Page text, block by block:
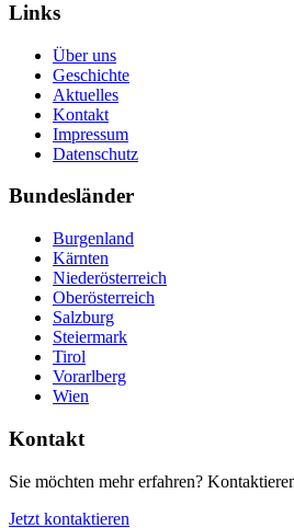
Links
Über uns
Geschichte
Aktuelles
Kontakt
Impressum
Datenschutz
Bundesländer
Burgenland
Kärnten
Niederösterreich
Oberösterreich
Salzburg
Steiermark
Tirol
Vorarlberg
Wien
Kontakt
Sie möchten mehr erfahren?
Jetzt kontaktieren